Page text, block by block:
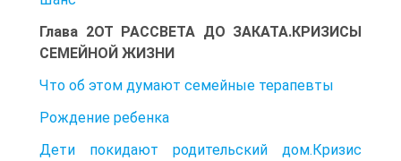
Глава 2ОТ РАССВЕТА ДО ЗАКАТА.КРИЗИСЫ
СЕМЕЙНОЙ ЖИЗНИ
Что об этом думают семейные терапевты
Рождение ребенка
Дети покидают родительский дом.Кризис